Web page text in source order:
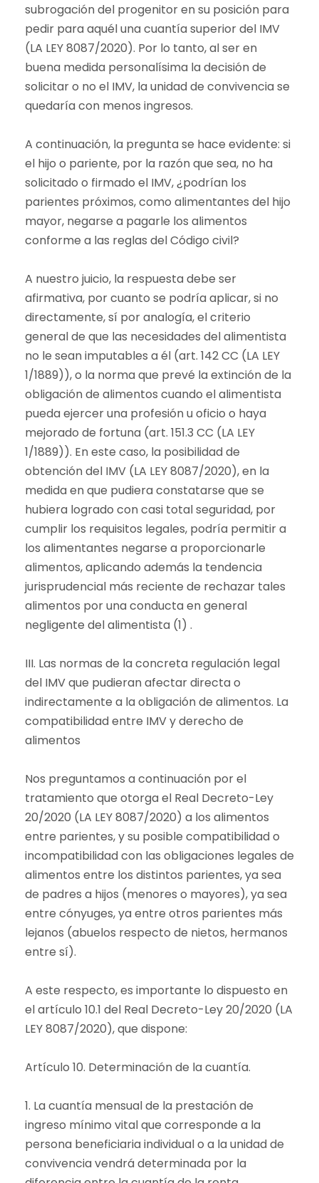
subrogación del progenitor en su posición para
pedir para aquél una cuantía superior del IMV
(LA LEY 8087/2020). Por lo tanto, al ser en
buena medida personalísima la decisión de
solicitar o no el IMV, la unidad de convivencia se
quedaría con menos ingresos.
A continuación, la pregunta se hace evidente: si
el hijo o pariente, por la razón que sea, no ha
solicitado o firmado el IMV, ¿podrían los
parientes próximos, como alimentantes del hijo
mayor, negarse a pagarle los alimentos
conforme a las reglas del Código civil?
A nuestro juicio, la respuesta debe ser
afirmativa, por cuanto se podría aplicar, si no
directamente, sí por analogía, el criterio
general de que las necesidades del alimentista
no le sean imputables a él (art. 142 CC (LA LEY
1/1889)), o la norma que prevé la extinción de la
obligación de alimentos cuando el alimentista
pueda ejercer una profesión u oficio o haya
mejorado de fortuna (art. 151.3 CC (LA LEY
1/1889)). En este caso, la posibilidad de
obtención del IMV (LA LEY 8087/2020), en la
medida en que pudiera constatarse que se
hubiera logrado con casi total seguridad, por
cumplir los requisitos legales, podría permitir a
los alimentantes negarse a proporcionarle
alimentos, aplicando además la tendencia
jurisprudencial más reciente de rechazar tales
alimentos por una conducta en general
negligente del alimentista (1) .
III. Las normas de la concreta regulación legal
del IMV que pudieran afectar directa o
indirectamente a la obligación de alimentos. La
compatibilidad entre IMV y derecho de
alimentos
Nos preguntamos a continuación por el
tratamiento que otorga el Real Decreto-Ley
20/2020 (LA LEY 8087/2020) a los alimentos
entre parientes, y su posible compatibilidad o
incompatibilidad con las obligaciones legales de
alimentos entre los distintos parientes, ya sea
de padres a hijos (menores o mayores), ya sea
entre cónyuges, ya entre otros parientes más
lejanos (abuelos respecto de nietos, hermanos
entre sí).
A este respecto, es importante lo dispuesto en
el artículo 10.1 del Real Decreto-Ley 20/2020 (LA
LEY 8087/2020), que dispone:
Artículo 10. Determinación de la cuantía.
1. La cuantía mensual de la prestación de
ingreso mínimo vital que corresponde a la
persona beneficiaria individual o a la unidad de
convivencia vendrá determinada por la